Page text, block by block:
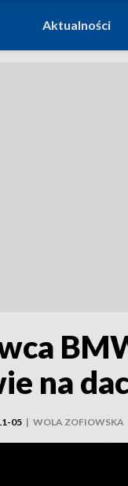
Aktualności
na
05 | WOLA ZOFIOWSKA